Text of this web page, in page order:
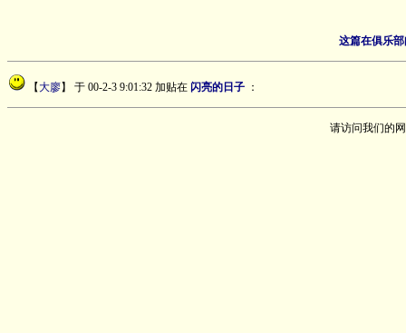
这篇在俱乐
【大廖】 于 00-2-3 9:01:32 加贴在 闪亮的日子 ：
请访问我们的